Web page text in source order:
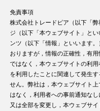
免責事項
株式会社トレードピア（以下「
ジ（以下「本ウェブサイト」と
ンツ（以下「情報」といいます
おりますが，情報の正確性，有
ではなく，本ウェブサイトの利
を利用したことに関連して発生
せん。弊社は，本ウェブサイト
はなく，利用者への事前通知な
又は全部を変更し，本ウェブサ